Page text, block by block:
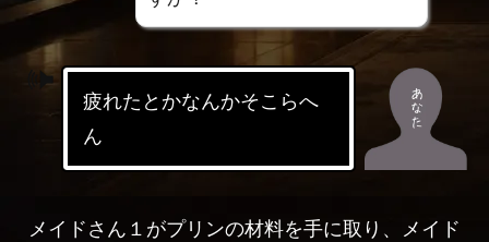
疲れたとかなんかそこらへ
ん
メイドさん１がプリンの材料を手に取り、メイド